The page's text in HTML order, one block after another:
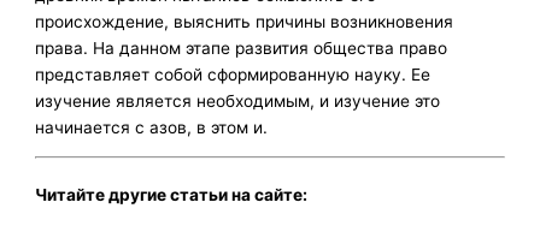
происхождение, выяснить причины возникновения
права. На данном этапе развития общества право
представляет собой сформированную науку. Ее
изучение является необходимым, и изучение это
начинается с азов, в этом и.
Читайте другие статьи на сайте: